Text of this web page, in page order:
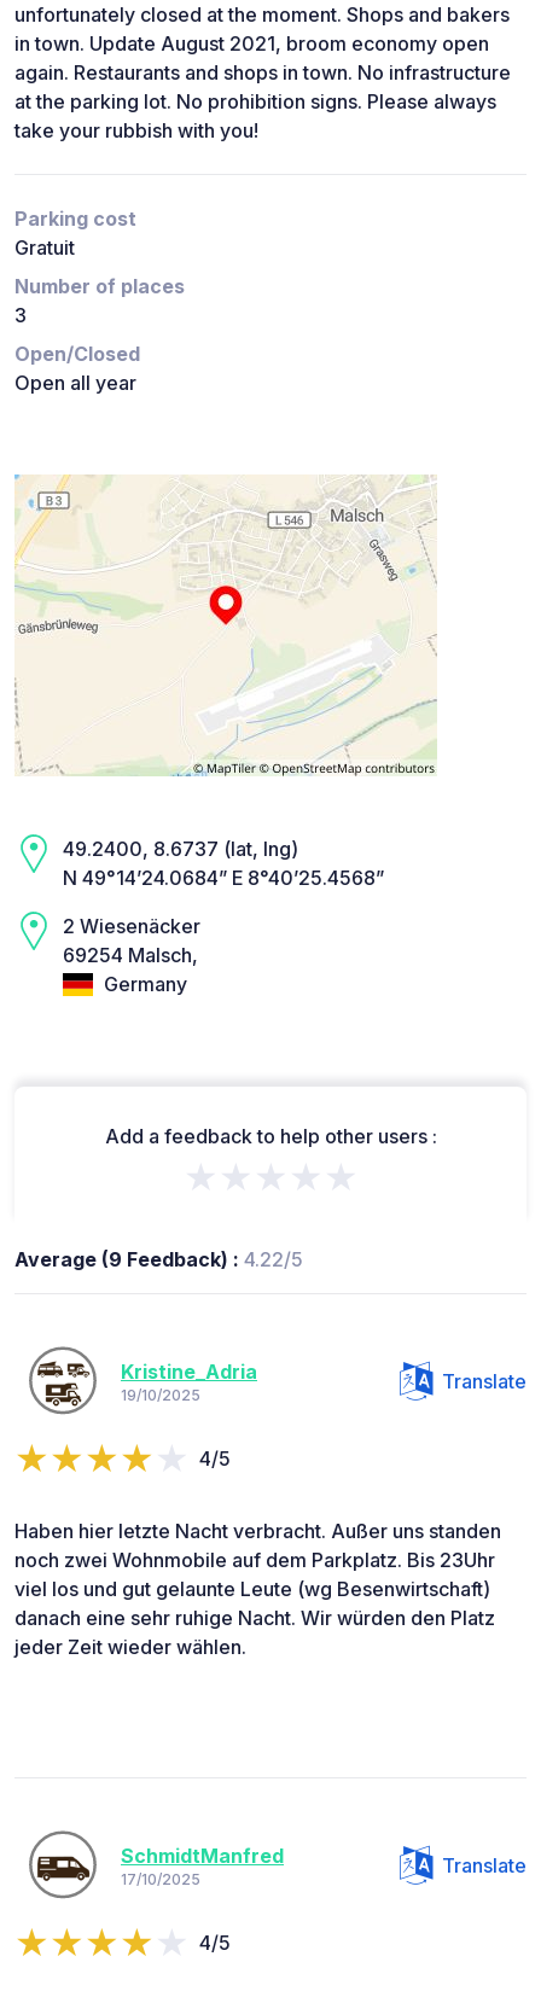
unfortunately closed at the moment. Shops and bakers
in town. Update August 2021, broom economy open
again. Restaurants and shops in town. No infrastructure
at the parking lot. No prohibition signs. Please always
take your rubbish with you!
Parking cost
Gratuit
Number of places
3
Open/Closed
Open all year
49.2400, 8.6737 (lat, lng)
N 49°14’24.0684” E 8°40’25.4568”
2 Wiesenäcker
69254 Malsch,
Germany
Add a feedback to help other users :
★★★★★
Average (9 Feedback) : 4.22/5
Kristine_Adria
19/10/2025
Translate
4/5
Haben hier letzte Nacht verbracht. Außer uns standen
noch zwei Wohnmobile auf dem Parkplatz. Bis 23Uhr
viel los und gut gelaunte Leute (wg Besenwirtschaft)
danach eine sehr ruhige Nacht. Wir würden den Platz
jeder Zeit wieder wählen.
SchmidtManfred
17/10/2025
Translate
4/5